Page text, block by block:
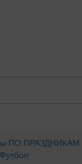
ПО ПРАЗДНИКАМ